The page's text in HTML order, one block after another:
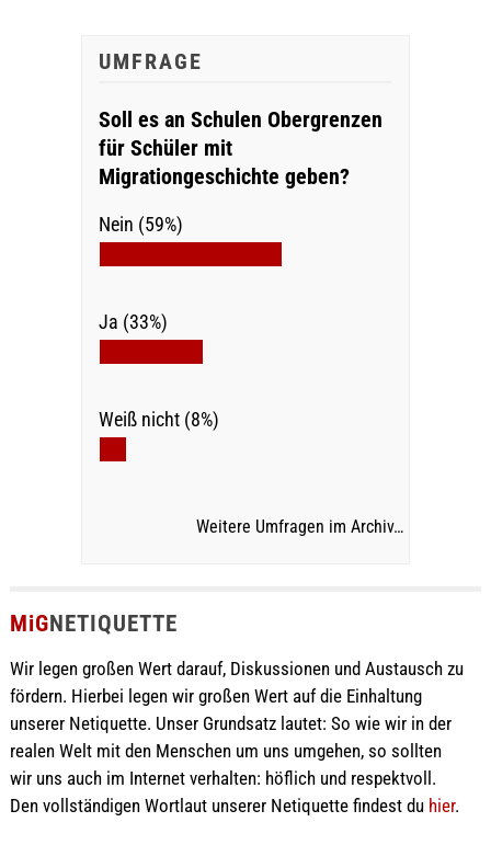
UMFRAGE
Soll es an Schulen Obergrenzen
für Schüler mit
Migrationgeschichte geben?
Nein (59%)
Ja (33%)
Weiß nicht (8%)
Weitere Umfragen im Archiv…
MiGNETIQUETTE
Wir legen großen Wert darauf, Diskussionen und Austausch zu
fördern. Hierbei legen wir großen Wert auf die Einhaltung
unserer Netiquette. Unser Grundsatz lautet: So wie wir in der
realen Welt mit den Menschen um uns umgehen, so sollten
wir uns auch im Internet verhalten: höflich und respektvoll.
Den vollständigen Wortlaut unserer Netiquette findest du hier.